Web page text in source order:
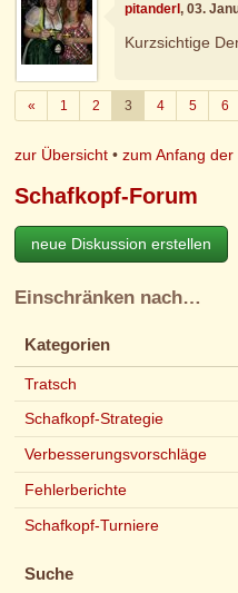
pitanderl, 03.
Kurzsichtige
«Zurück
1 2 3 4 5 6
zur Übersicht •zum Anfang der
Schafkopf-Forum
neue Diskussion erstellen
Einschränken nach…
Kategorien
Tratsch
Schafkopf-Strategie
Verbesserungsvorschläge
Fehlerberichte
Schafkopf-Turniere
Suche